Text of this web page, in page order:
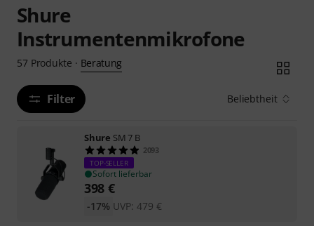
Shure
Instrumentenmikrofone
57 Produkte · Beratung
Filter Beliebtheit
Shure SM 7 B
2093
TOP-SELLER
Sofort lieferbar
398 €
UVP: 479 €
-17%